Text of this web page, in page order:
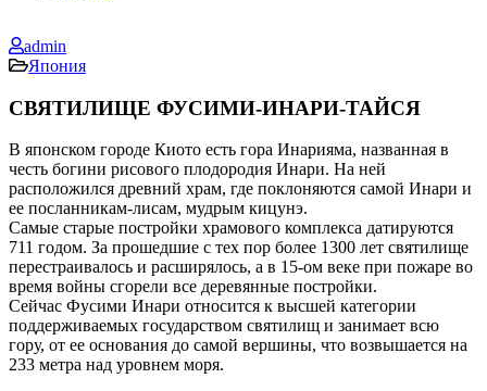
admin
Япония
СВЯТИЛИЩЕ ФУСИМИ-ИНАРИ-ТАЙСЯ
В японском городе Киото есть гора Инарияма, названная в
честь богини рисового плодородия Инари. На ней
расположился древний храм, где поклоняются самой Инари и
ее посланникам-лисам, мудрым кицунэ.
Самые старые постройки храмового комплекса датируются
711 годом. За прошедшие с тех пор более 1300 лет святилище
перестраивалось и расширялось, а в 15-ом веке при пожаре во
время войны сгорели все деревянные постройки.
Сейчас Фусими Инари относится к высшей категории
поддерживаемых государством святилищ и занимает всю
гору, от ее основания до самой вершины, что возвышается на
233 метра над уровнем моря.